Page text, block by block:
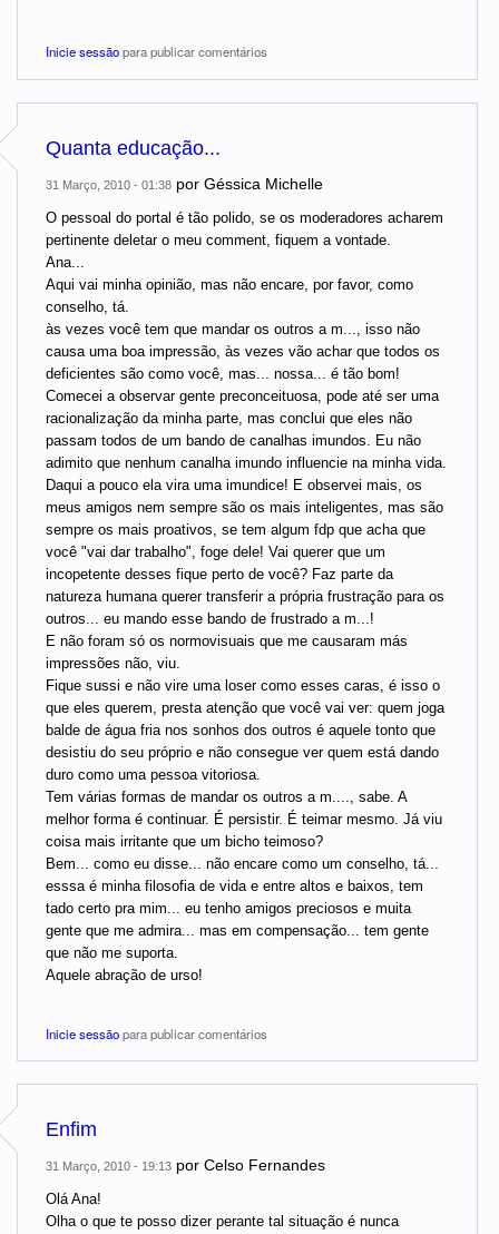
Inicie sessãopara publicar comentários
Quanta educação...
31 Março, 2010 - 01:38 por Géssica Michelle
O pessoal do portal é tão polido, se os moderadores acharem
pertinente deletar o meu comment, fiquem a vontade.
Ana...
Aqui vai minha opinião, mas não encare, por favor, como
conselho, tá.
às vezes você tem que mandar os outros a m..., isso não
causa uma boa impressão, às vezes vão achar que todos os
deficientes são como você, mas... nossa... é tão bom!
Comecei a observar gente preconceituosa, pode até ser uma
racionalização da minha parte, mas conclui que eles não
passam todos de um bando de canalhas imundos. Eu não
adimito que nenhum canalha imundo influencie na minha vida.
Daqui a pouco ela vira uma imundice! E observei mais, os
meus amigos nem sempre são os mais inteligentes, mas são
sempre os mais proativos, se tem algum fdp que acha que
você "vai dar trabalho", foge dele! Vai querer que um
incopetente desses fique perto de você? Faz parte da
natureza humana querer transferir a própria frustração para os
outros... eu mando esse bando de frustrado a m...!
E não foram só os normovisuais que me causaram más
impressões não, viu.
Fique sussi e não vire uma loser como esses caras, é isso o
que eles querem, presta atenção que você vai ver: quem joga
balde de água fria nos sonhos dos outros é aquele tonto que
desistiu do seu próprio e não consegue ver quem está dando
duro como uma pessoa vitoriosa.
Tem várias formas de mandar os outros a m...., sabe. A
melhor forma é continuar. É persistir. É teimar mesmo. Já viu
coisa mais irritante que um bicho teimoso?
Bem... como eu disse... não encare como um conselho, tá...
esssa é minha filosofia de vida e entre altos e baixos, tem
tado certo pra mim... eu tenho amigos preciosos e muita
gente que me admira... mas em compensação... tem gente
que não me suporta.
Aquele abração de urso!
Inicie sessãopara publicar comentários
Enfim
31 Março, 2010 - 19:13 por Celso Fernandes
Olá Ana!
Olha o que te posso dizer perante tal situação é nunca